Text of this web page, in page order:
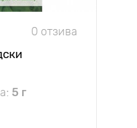
0 отзива
5 г